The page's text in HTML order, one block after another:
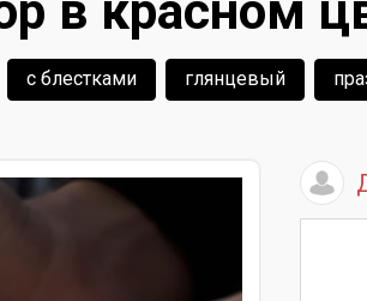
с блестками глянцевый